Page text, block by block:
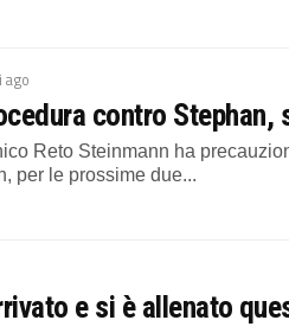
ago
contro
Reto Steinmann ha
per le prossime due...
e si è allenato